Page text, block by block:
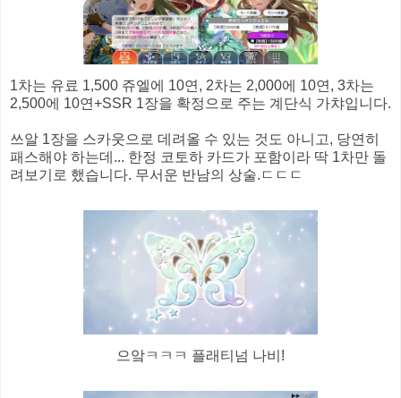
1차는 유료 1,500 쥬엘에 10연, 2차는 2,000에 10연, 3차는
2,500에 10연+SSR 1장을 확정으로 주는 계단식 가챠입니다.
쓰알 1장을 스카웃으로 데려올 수 있는 것도 아니고, 당연히
패스해야 하는데... 한정 코토하 카드가 포함이라 딱 1차만 돌
려보기로 했습니다. 무서운 반남의 상술.ㄷㄷㄷ
으앜ㅋㅋㅋ 플래티넘 나비!